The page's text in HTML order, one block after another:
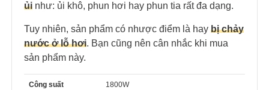
ủi như: ủi khô, phun hơi hay phun tia rất đa dạng.
Tuy nhiên, sản phẩm có nhược điểm là hay bị chảy
nước ở lỗ hơi. Bạn cũng nên cân nhắc khi mua
sản phẩm này.
Công suất 1800W